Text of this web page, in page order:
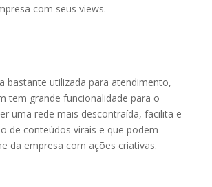
com seus views.
bastante utilizada para atendimento,
tem grande funcionalidade para o
uma rede mais descontraída, facilita e
de conteúdos virais e que podem
da empresa com ações criativas.